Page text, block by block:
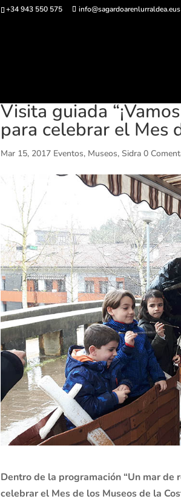
+34 943 550 575 info@sagardoarenlurraldea.eus
Visita guiada
para celebrar el Mes
Mar 15, 2017 Eventos, Museos,Sidra 0
Dentro de la programación “Un mar de
celebrar el Mes de los Museos de la